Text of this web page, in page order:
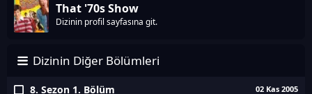
That '70s Show
Dizinin profil sayfasına git.
Dizinin Diğer Bölümleri
8. Sezon 1. Bölüm 02 Kas 2005